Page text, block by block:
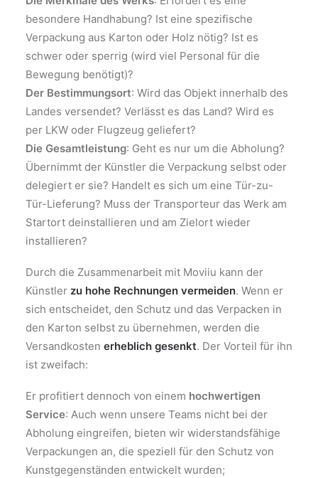
besondere Handhabung? Ist eine spezifische
Verpackung aus Karton oder Holz nötig? Ist es
schwer oder sperrig (wird viel Personal für die
Bewegung benötigt)?
Der Bestimmungsort: Wird das Objekt innerhalb des
Landes versendet? Verlässt es das Land? Wird es
per LKW oder Flugzeug geliefert?
Die Gesamtleistung: Geht es nur um die Abholung?
Übernimmt der Künstler die Verpackung selbst oder
delegiert er sie? Handelt es sich um eine Tür-zu-
Tür-Lieferung? Muss der Transporteur das Werk am
Startort deinstallieren und am Zielort wieder
installieren?
Durch die Zusammenarbeit mit Moviiu kann der
Künstler zu hohe Rechnungen vermeiden. Wenn er
sich entscheidet, den Schutz und das Verpacken in
den Karton selbst zu übernehmen, werden die
Versandkosten erheblich gesenkt. Der Vorteil für ihn
ist zweifach:
Er profitiert dennoch von einem hochwertigen
Service: Auch wenn unsere Teams nicht bei der
Abholung eingreifen, bieten wir widerstandsfähige
Verpackungen an, die speziell für den Schutz von
Kunstgegenständen entwickelt wurden;